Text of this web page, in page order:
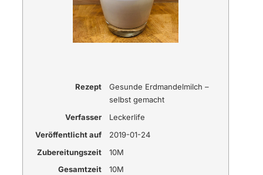
Rezept
Gesunde Erdmandelmilch –
selbst gemacht
Verfasser
Leckerlife
Veröffentlicht auf
2019-01-24
Zubereitungszeit
10M
Gesamtzeit
10M